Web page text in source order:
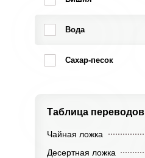
Вода
Сахар-песок
Таблица переводов
Чайная ложка
Десертная ложка